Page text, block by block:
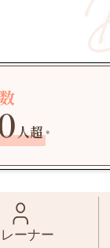
人超 ※
ーナー